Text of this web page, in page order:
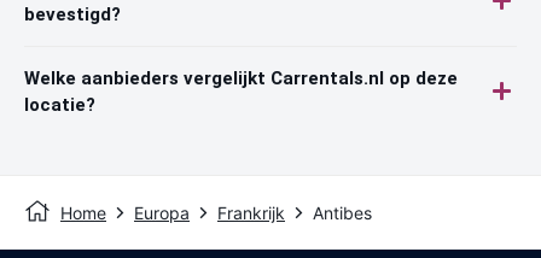
bevestigd?
Welke aanbieders vergelijkt Carrentals.nl op deze
locatie?
Home Europa Frankrijk Antibes